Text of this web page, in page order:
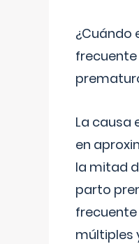
¿Cuándo
La causa
en
la mitad
parto
múltiples